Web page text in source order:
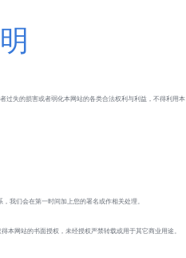
过失的损害或者弱化本网站的各类合法权利与利益，不得利用本
我们会在第一时间加上您的署名或作相关处理。
网站的书面授权，未经授权严禁转载或用于其它商业用途。